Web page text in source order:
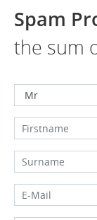
Spam
the sum